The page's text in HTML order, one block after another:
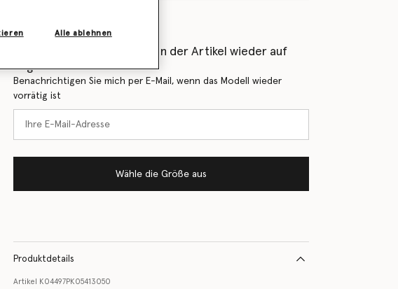
Erfahren Sie als Erstes, wenn der Artikel wieder auf
Lager ist
Benachrichtigen Sie mich per E-Mail, wenn das Modell wieder
vorrätig ist
Wähle die Größe aus
Produktdetails
Artikel K04497PK05413050
Alle ablehnen